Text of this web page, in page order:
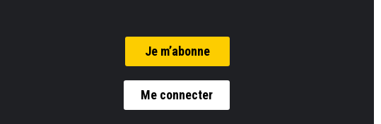
Je m’abonne
Me connecter